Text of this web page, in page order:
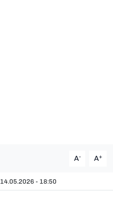
A- A+
14.05.2026 - 18:50